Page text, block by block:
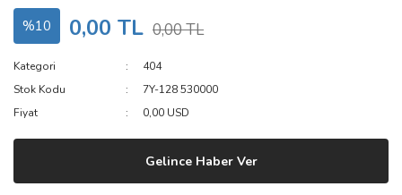
%10 0,00 TL 0,00 TL
Kategori
404
Stok Kodu
7Y-128 530000
Fiyat
0,00 USD
Gelince Haber Ver